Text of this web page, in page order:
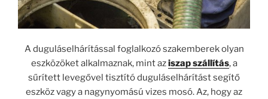
A duguláselhárítással foglalkozó szakemberek olyan
eszközöket alkalmaznak, mint aziszap szállítás, a
sűrített levegővel tisztító duguláselhárítást segítő
eszköz vagy a nagynyomású vizes mosó. Az, hogy az